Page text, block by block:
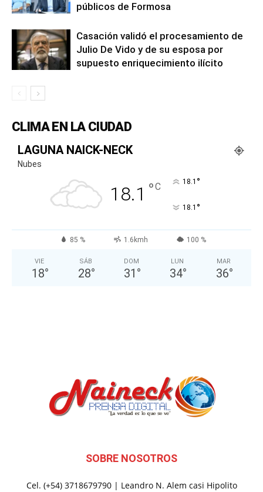
públicos de Formosa
Casación validó el procesamiento de
Julio De Vido y de su esposa por
supuesto enriquecimiento ilícito
CLIMA EN LA CIUDAD
LAGUNA NAICK-NECK
Nubes
18.1 °C 18.1 °
18.1 °
85 % 1.6kmh 100 %
VIE
18°
SÁB
28°
DOM
31 °
LUN
34°
MAR
36°
SOBRE NOSOTROS
Cel. (+54) 3718679790 | Leandro N. Alem casi Hipolito